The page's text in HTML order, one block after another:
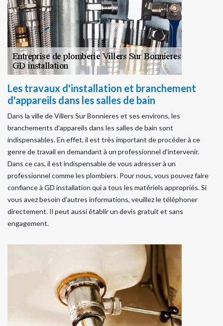
Les travaux d'installation et branchement
d'appareils dans les salles de bain
Dans la ville de Villers Sur Bonnieres et ses environs, les
branchements d'appareils dans les salles de bain sont
indispensables. En effet, il est très important de procéder à ce
genre de travail en demandant à un professionnel d'intervenir.
Dans ce cas, il est indispensable de vous adresser à un
professionnel comme les plombiers. Pour nous, vous pouvez faire
confiance à GD installation qui a tous les matériels appropriés. Si
vous avez besoin d'autres informations, veuillez le téléphoner
directement. Il peut aussi établir un devis gratuit et sans
engagement.